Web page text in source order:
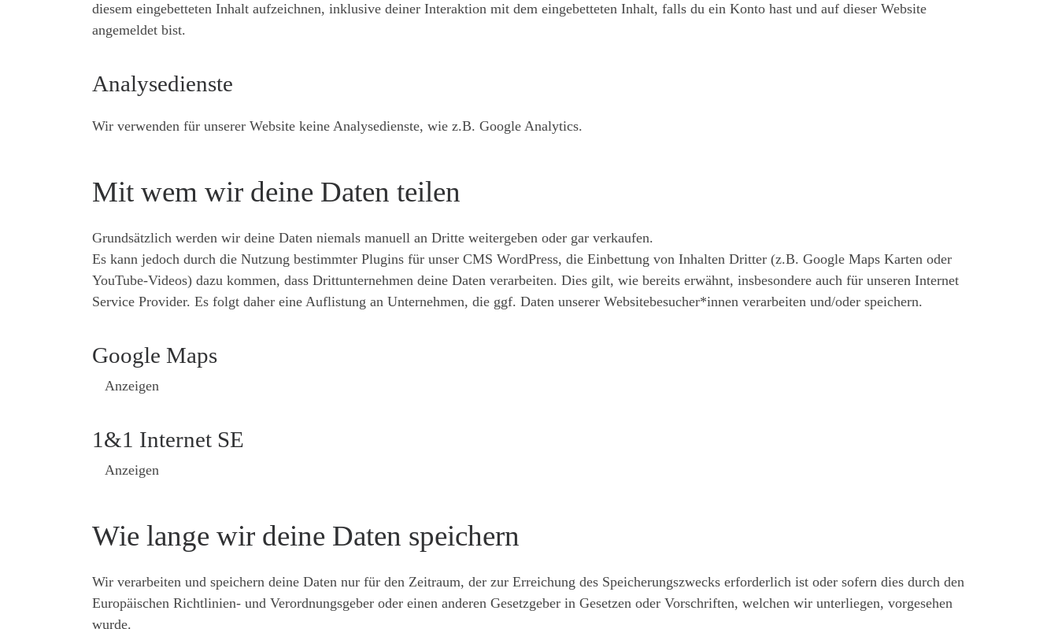
diesem eingebetteten Inhalt aufzeichnen, inklusive deiner Interaktion mit dem eingebetteten Inhalt, falls du ein Konto hast und auf dieser Website
angemeldet bist.
Analysedienste
Wir verwenden für unserer Website keine Analysedienste, wie z.B. Google Analytics.
Mit wem wir deine Daten teilen
Grundsätzlich werden wir deine Daten niemals manuell an Dritte weitergeben oder gar verkaufen.
Es kann jedoch durch die Nutzung bestimmter Plugins für unser CMS WordPress, die Einbettung von Inhalten Dritter (z.B. Google Maps Karten oder
YouTube-Videos) dazu kommen, dass Drittunternehmen deine Daten verarbeiten. Dies gilt, wie bereits erwähnt, insbesondere auch für unseren Internet
Service Provider. Es folgt daher eine Auflistung an Unternehmen, die ggf. Daten unserer Websitebesucher*innen verarbeiten und/oder speichern.
Google Maps
Anzeigen
1&1 Internet SE
Anzeigen
Wie lange wir deine Daten speichern
Wir verarbeiten und speichern deine Daten nur für den Zeitraum, der zur Erreichung des Speicherungszwecks erforderlich ist oder sofern dies durch den
Europäischen Richtlinien- und Verordnungsgeber oder einen anderen Gesetzgeber in Gesetzen oder Vorschriften, welchen wir unterliegen, vorgesehen
wurde.